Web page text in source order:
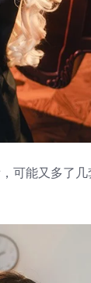
可能又多了